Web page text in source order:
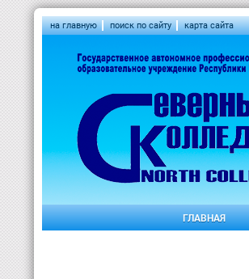
на главную поиск по сайту карта сайта
ГЛАВНАЯ